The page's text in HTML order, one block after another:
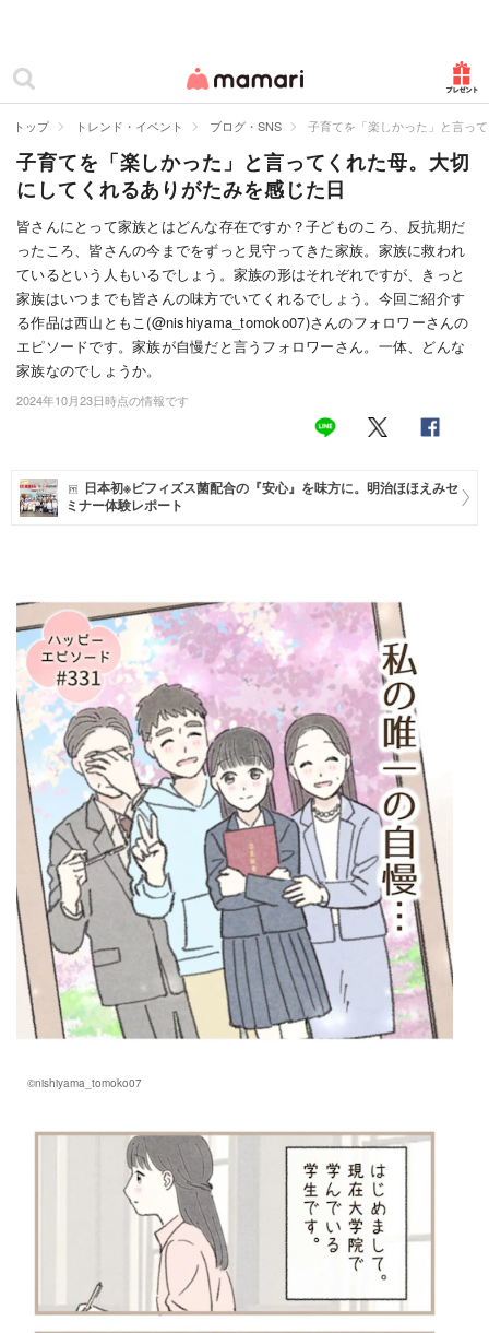
ママリ
カテゴリー一覧
妊娠
出産
赤ちゃん・育児
子育て・家族
病院
住まい
トップ トレンド・イベント ブログ・SNS 子育てを「楽しかった」と言っ
子育てを「楽しかった」と言ってくれた母。大切
にしてくれるありがたみを感じた日
皆さんにとって家族とはどんな存在ですか？子どものころ、反抗期だ
ったころ、皆さんの今までをずっと見守ってきた家族。家族に救われ
ているという人もいるでしょう。家族の形はそれぞれですが、きっと
家族はいつまでも皆さんの味方でいてくれるでしょう。今回ご紹介す
る作品は西山ともこ(@nishiyama_tomoko07)さんのフォロワーさんの
エピソードです。家族が自慢だと言うフォロワーさん。一体、どんな
家族なのでしょうか。
2024年10月23日時点の情報です
日本初※ビフィズス菌配合の『安心』を味方に。明治ほほえみセ
ミナー体験レポート
©nishiyama_tomoko07